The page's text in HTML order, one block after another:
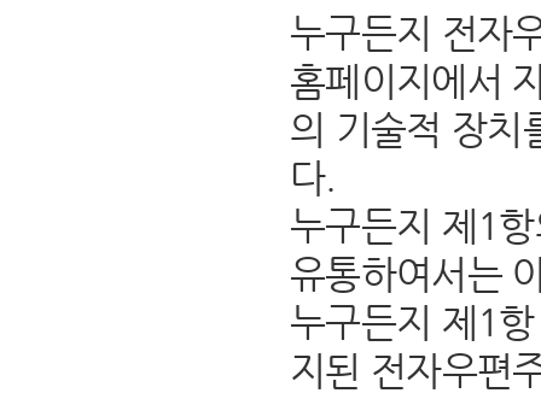
누구든지 전자
홈페이지에서
의 기술적 장치
다.
누구든지 제1
유통하여서는
누구든지 제1
지된 전자우편